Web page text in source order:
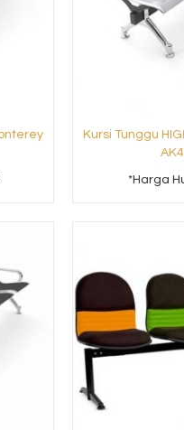
Kursi Tunggu
*Harga